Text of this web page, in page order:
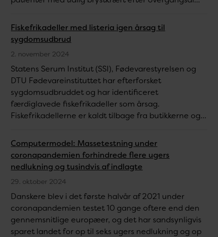
Fiskefrikadeller med listeria igen årsag til
sygdomsudbrud
2. november 2024
Statens Serum Institut (SSI), Fødevarestyrelsen og
DTU Fødevareinstituttet har efterforsket
sygdomsudbruddet og har identificeret
færdiglavede fiskefrikadeller som årsag.
Fiskefrikadellerne er kaldt tilbage fra butikkerne og...
Computermodel: Massetestning under
coronapandemien forhindrede flere ugers
nedlukning og tusindvis af indlagte
29. oktober 2024
Danskere blev i det første halvår af 2021 under
coronapandemien testet 10 gange oftere end den
gennemsnitlige europæer, og det har sandsynligvis
sparet landet for op til seks ugers nedlukning og op